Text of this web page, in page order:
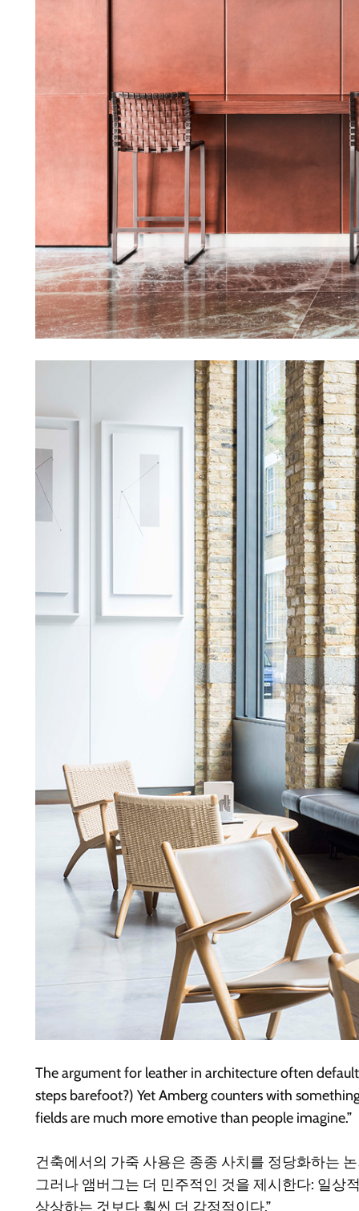
The argument for leather in architecture often
steps barefoot?) Yet Amberg counters with
fields are much more emotive than people imagine.”
건축에서의 가죽 사용은 종종 사치를 정당화하는
그러나 앰버그는 더 민주적인 것을 제시한다: 일상
상상하는 것보다 훨씬 더 감정적이다.”